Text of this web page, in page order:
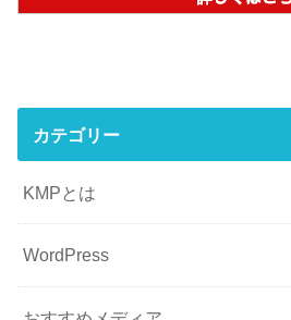
カテゴリー
KMPとは
WordPress